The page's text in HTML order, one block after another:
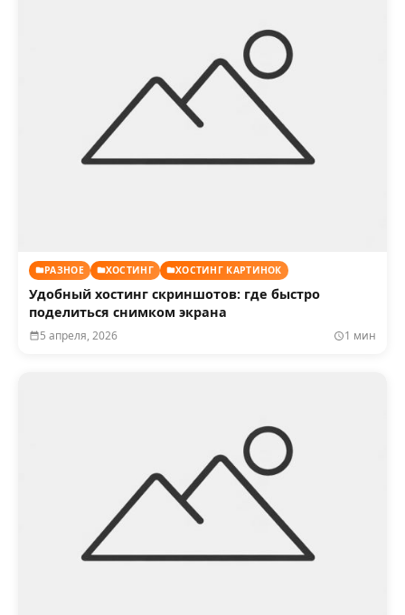
РАЗНОЕ ХОСТИНГ ХОСТИНГ КАРТИНОК
Удобный хостинг скриншотов: где быстро
поделиться снимком экрана
5 апреля, 2026 1 мин